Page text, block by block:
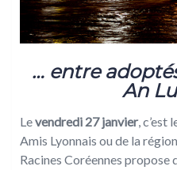
… entre
An
Levendredi 27 janvier, c’est
Amis Lyonnais ou de la
Racines Coréennes propose